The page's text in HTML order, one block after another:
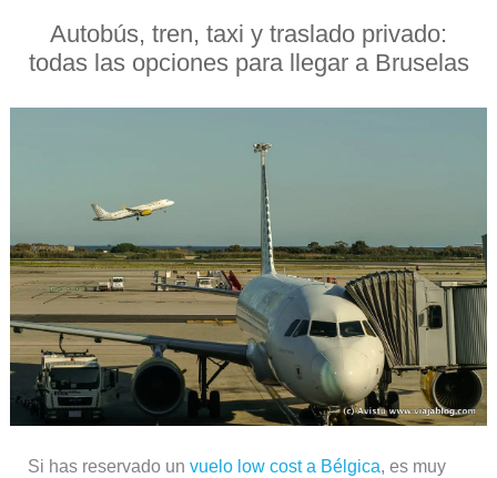
Autobús, tren, taxi y traslado privado:
todas las opciones para llegar a Bruselas
Si has reservado un vuelo low cost a Bélgica, es muy